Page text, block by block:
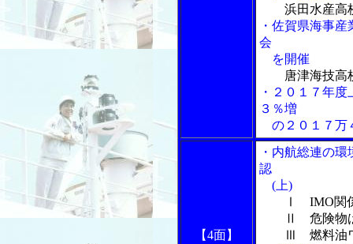
浜田水産高
・佐賀県海事
会
を開催
唐津海技高
・２０１７年
３％増
の２０１７万
【4面】
・内航総連の
認
(上)
Ⅰ IMO関
Ⅱ 危険物ばら
Ⅲ 燃料油ワ